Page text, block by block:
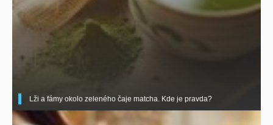
Lži a fámy okolo zeleného čaje matcha. Kde je pravda?